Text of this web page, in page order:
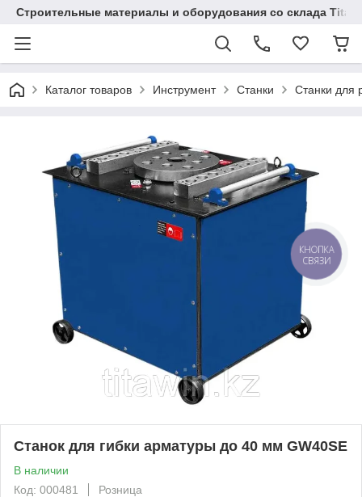
Строительные материалы и оборудования со склада
Каталог товаров Инструмент Станки Станки для
Станок для гибки арматуры до 40 мм GW40SE
В наличии
Код: 000481
Розница
КНОПКА
СВЯЗИ